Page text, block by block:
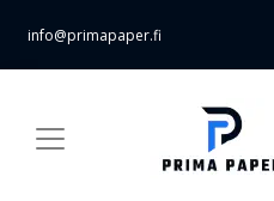
info@primapaper.fi